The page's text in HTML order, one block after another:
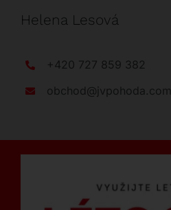
Helena Lesová
+420 727 859 382
obchod@jvpohoda.com